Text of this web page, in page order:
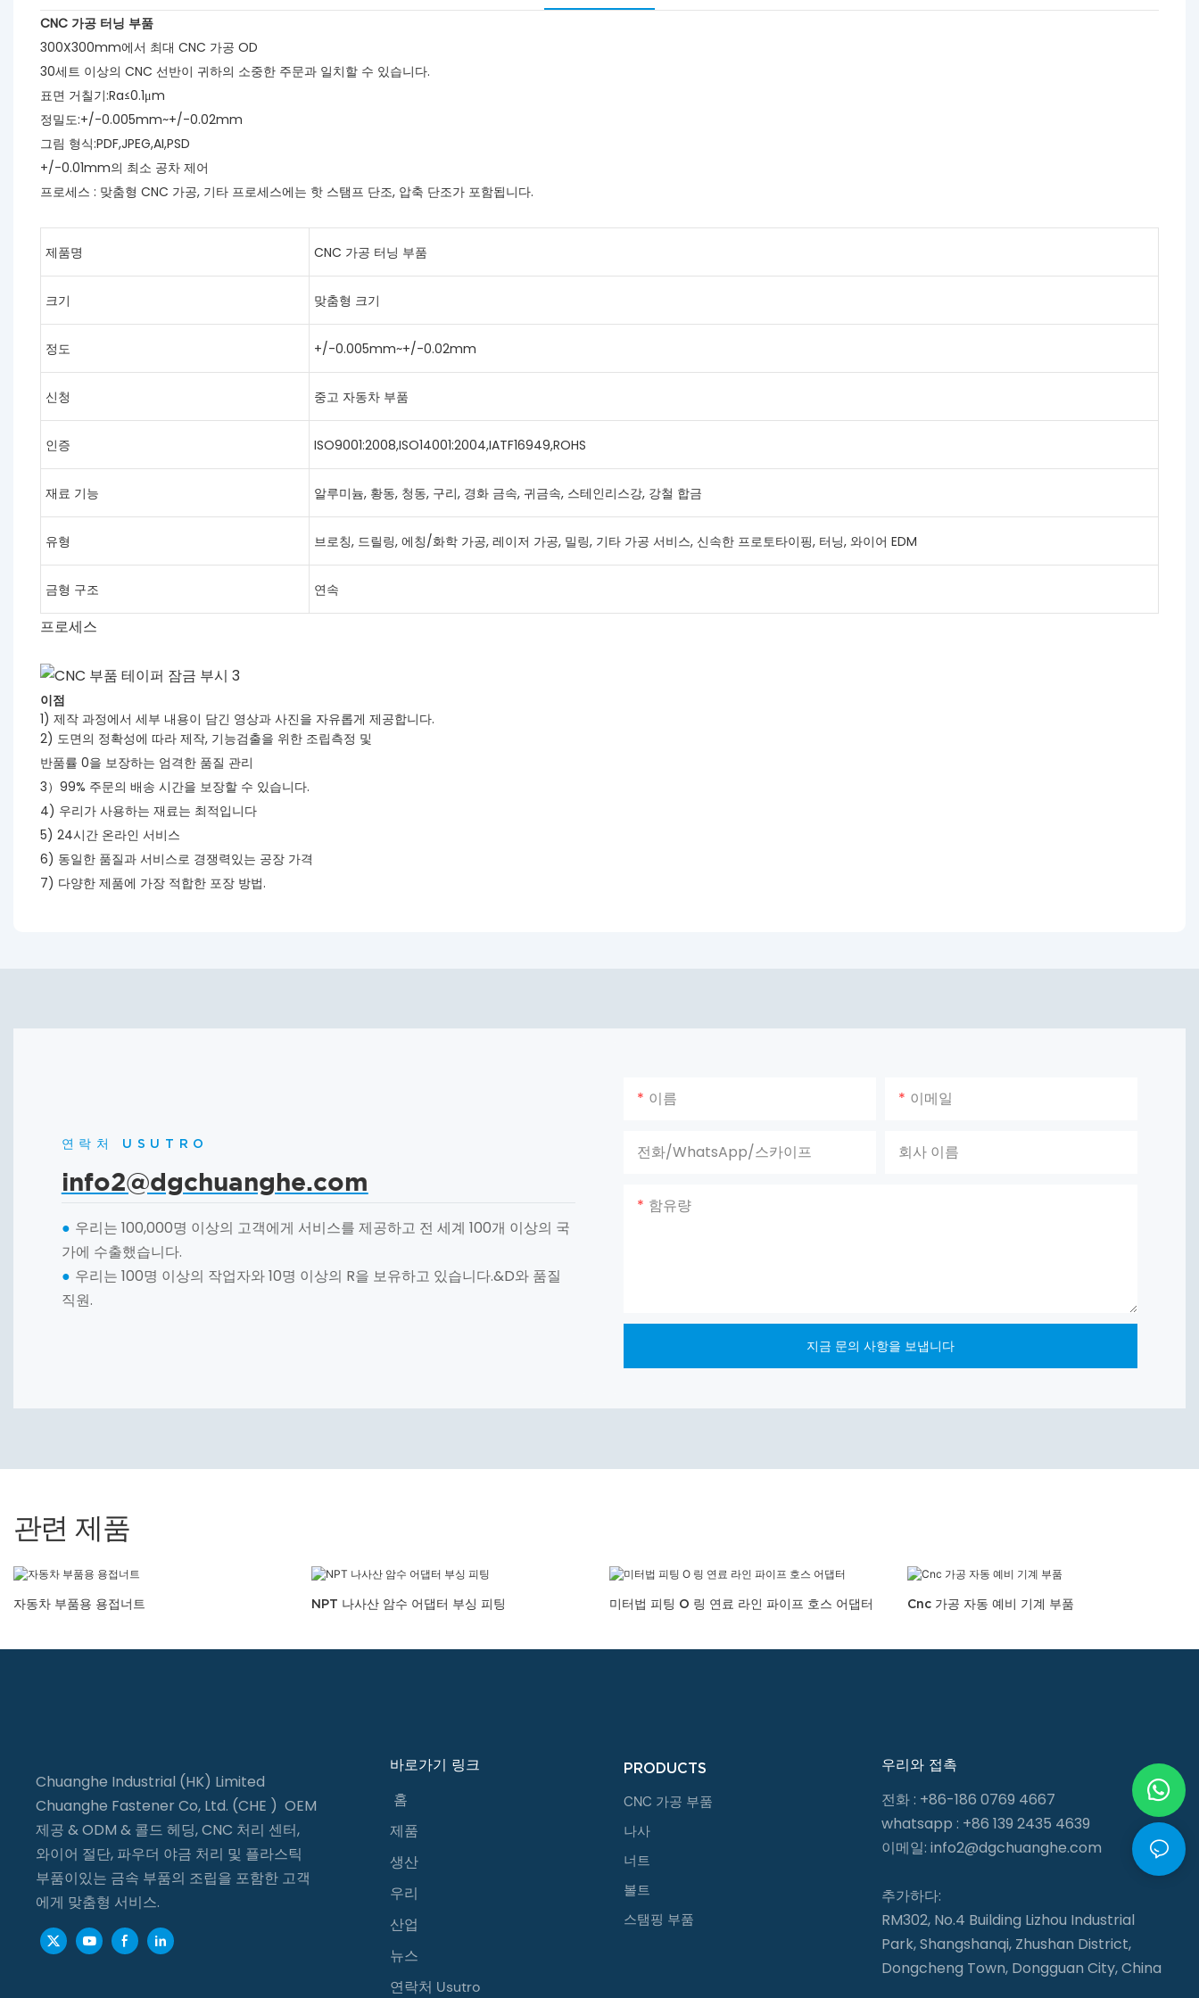
CNC 가공 터닝 부품
300X300mm에서 최대 CNC 가공 OD
30세트 이상의 CNC 선반이 귀하의 소중한 주문과 일치할 수 있습니다.
표면 거칠기:Ra≤0.1μm
정밀도:+/-0.005mm~+/-0.02mm
그림 형식:PDF,JPEG,AI,PSD
+/-0.01mm의 최소 공차 제어
프로세스 : 맞춤형 CNC 가공, 기타 프로세스에는 핫 스탬프 단조, 압축 단조가 포함됩니다.
제품명 CNC 가공 터닝 부품
크기 맞춤형 크기
정도 +/-0.005mm~+/-0.02mm
신청 중고 자동차 부품
인증 ISO9001:2008,ISO14001:2004,IATF16949,ROHS
재료 기능 알루미늄, 황동, 청동, 구리, 경화 금속, 귀금속, 스테인리스강, 강철 합금
유형 브로칭, 드릴링, 에칭/화학 가공, 레이저 가공, 밀링, 기타 가공 서비스, 신속한 프로토타이핑, 터닝, 와이어 EDM
금형 구조 연속
프로세스
이점
1) 제작 과정에서 세부 내용이 담긴 영상과 사진을 자유롭게 제공합니다.
2) 도면의 정확성에 따라 제작, 기능검출을 위한 조립측정 및
반품률 0을 보장하는 엄격한 품질 관리
3）99% 주문의 배송 시간을 보장할 수 있습니다.
4) 우리가 사용하는 재료는 최적입니다
5) 24시간 온라인 서비스
6) 동일한 품질과 서비스로 경쟁력있는 공장 가격
7) 다양한 제품에 가장 적합한 포장 방법.
연락처 USUTRO
info2@dgchuanghe.com
● 우리는 100,000명 이상의 고객에게 서비스를 제공하고 전 세계 100개 이상의 국
가에 수출했습니다.
● 우리는 100명 이상의 작업자와 10명 이상의 R을 보유하고 있습니다.&D와 품질
직원.
이름 이메일
전화/WhatsApp/스카이프 회사 이름
함유량
지금 문의 사항을 보냅니다
관련 제품
자동차 부품용 용접너트 NPT 나사산 암수 어댑터 부싱 피팅 미터법 피팅 O 링 연료 라인 파이프 호스 어댑터 Cnc 가공 자동 예비 기계 부품
Chuanghe Industrial (HK) Limited
Chuanghe Fastener Co, Ltd. (CHE ) OEM
제공 & ODM & 콜드 헤딩, CNC 처리 센터,
와이어 절단, 파우더 야금 처리 및 플라스틱
부품이있는 금속 부품의 조립을 포함한 고객
에게 맞춤형 서비스.
바로가기 링크
홈
제품
생산
우리
산업
뉴스
연락처 Usutro
PRODUCTS
CNC 가공 부품
나사
너트
볼트
스탬핑 부품
우리와 접촉
전화 : +86-186 0769 4667
whatsapp : +86 139 2435 4639
이메일: info2@dgchuanghe.com
추가하다:
RM302, No.4 Building Lizhou Industrial
Park, Shangshanqi, Zhushan District,
Dongcheng Town, Dongguan City, China